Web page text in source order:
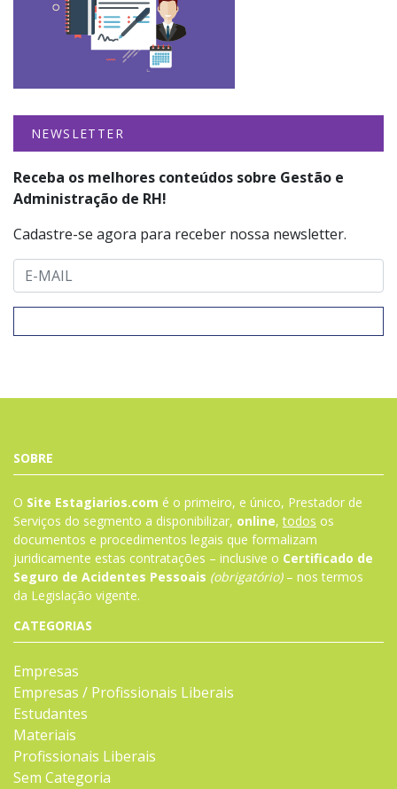
NEWSLETTER
Receba os melhores conteúdos sobre Gestão e
Administração de RH!
Cadastre-se agora para receber nossa newsletter.
SOBRE
O Site Estagiarios.com é o primeiro, e único, Prestador de
Serviços do segmento a disponibilizar, online,todos os
documentos e procedimentos legais que formalizam
juridicamente estas contratações – inclusive o Certificado de
Seguro de Acidentes Pessoais (obrigatório)– nos termos
da Legislação vigente.
CATEGORIAS
Empresas
Empresas / Profissionais Liberais
Estudantes
Materiais
Profissionais Liberais
Sem Categoria